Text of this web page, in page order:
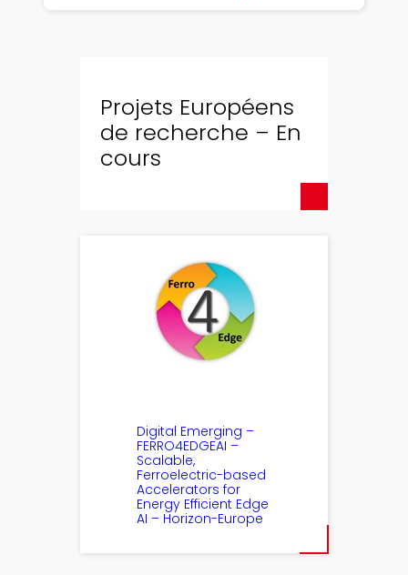
Projets Européens
de recherche – En
cours
Digital Emerging –
FERRO4EDGEAI –
Scalable,
Ferroelectric-based
Accelerators for
Energy Efficient Edge
AI – Horizon-Europe